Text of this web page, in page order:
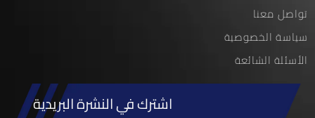
تواصل معنا
سياسة الخصوصية
الأسئلة الشائعة
اشترك في النشرة البريدية